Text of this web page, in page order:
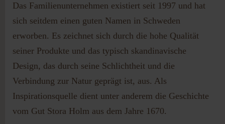
Das Familienunternehmen existiert seit 1997 und hat
sich seitdem einen guten Namen in Schweden
erworben. Es zeichnet sich durch die hohe Qualität
seiner Produkte und das typisch skandinavische
Design, das durch seine Schlichtheit und die
Verbindung zur Natur geprägt ist, aus. Als
Inspirationsquelle dient unter anderem die Geschichte
vom Gut Stora Holm aus dem Jahre 1670.